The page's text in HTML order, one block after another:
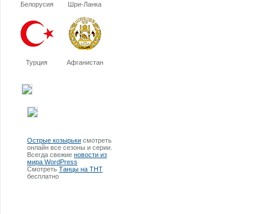
Белорусия Шри-Ланка
Турция Афганистан
Острые козырьки смотреть
онлайн все сезоны и серии.
Всегда свежие новости из
мира WordPress
Смотреть Танцы на ТНТ
бесплатно